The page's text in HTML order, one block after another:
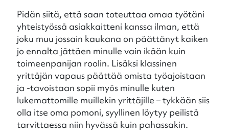
Pidän siitä, että saan toteuttaa omaa työtäni
yhteistyössä asiakkaitteni kanssa ilman, että
joku muu jossain kaukana on päättänyt kaiken
jo ennalta jättäen minulle vain ikään kuin
toimeenpanijan roolin. Lisäksi klassinen
yrittäjän vapaus päättää omista työajoistaan
ja -tavoistaan sopii myös minulle kuten
lukemattomille muillekin yrittäjille – tykkään siis
olla itse oma pomoni, syyllinen löytyy peilistä
tarvittaessa niin hyvässä kuin pahassakin.